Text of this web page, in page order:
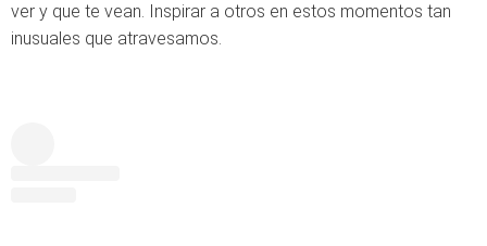
ver y que te vean. Inspirar a otros en estos momentos tan
inusuales que atravesamos.